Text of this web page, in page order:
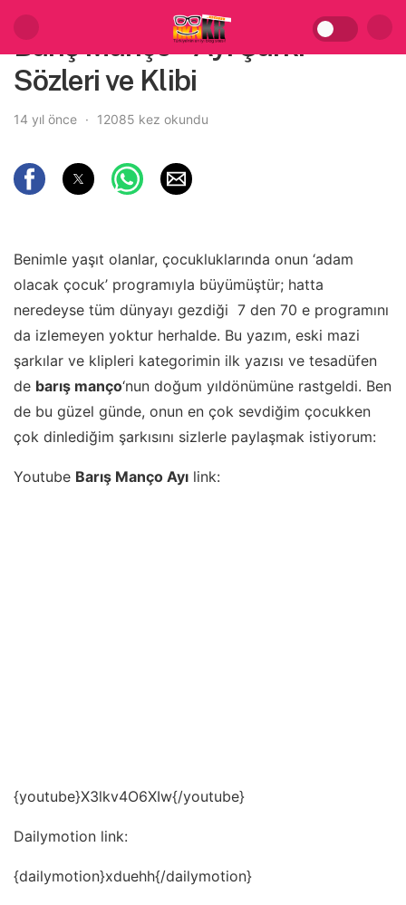
Barış Manço – Ayı Şarkı
Sözleri ve Klibi
14 yıl önce 12085 kez okundu
Benimle yaşıt olanlar, çocukluklarında onun ‘adam
olacak çocuk’ programıyla büyümüştür; hatta
neredeyse tüm dünyayı gezdiği 7 den 70 e programını
da izlemeyen yoktur herhalde. Bu yazım, eski mazi
şarkılar ve klipleri kategorimin ilk yazısı ve tesadüfen
de barış manço‘nun doğum yıldönümüne rastgeldi. Ben
de bu güzel günde, onun en çok sevdiğim çocukken
çok dinlediğim şarkısını sizlerle paylaşmak istiyorum:
Youtube Barış Manço Ayı link:
{youtube}X3lkv4O6XIw{/youtube}
Dailymotion link:
{dailymotion}xduehh{/dailymotion}